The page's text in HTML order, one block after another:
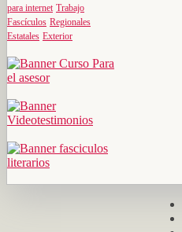
para internet Trabajo
Fascículos Regionales
Estatales Exterior